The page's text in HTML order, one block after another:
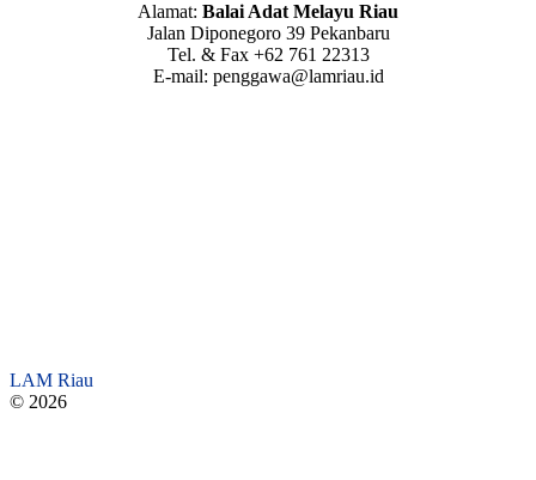
Alamat: Balai Adat Melayu Riau
Jalan Diponegoro 39 Pekanbaru
Tel. & Fax +62 761 22313
E-mail: penggawa@lamriau.id
LAM Riau
© 2026